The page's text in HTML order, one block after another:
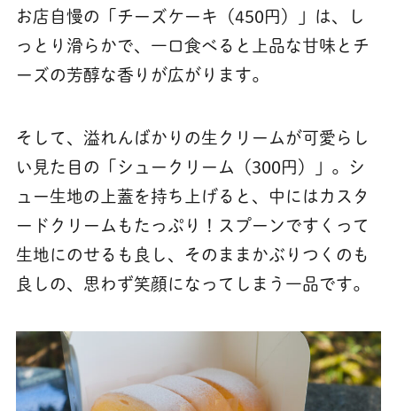
お店自慢の「チーズケーキ（450円）」は、し
っとり滑らかで、一口食べると上品な甘味とチ
ーズの芳醇な香りが広がります。
そして、溢れんばかりの生クリームが可愛らし
い見た目の「シュークリーム（300円）」。シ
ュー生地の上蓋を持ち上げると、中にはカスタ
ードクリームもたっぷり！スプーンですくって
生地にのせるも良し、そのままかぶりつくのも
良しの、思わず笑顔になってしまう一品です。